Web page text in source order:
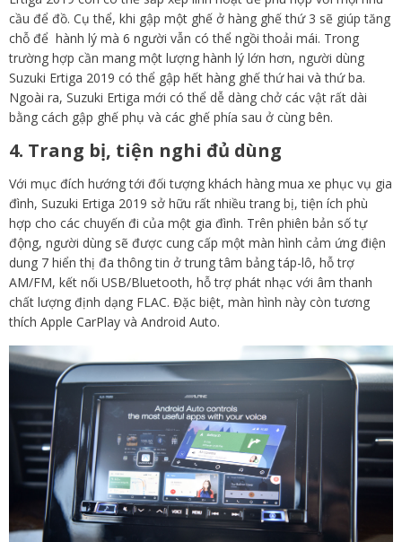
cầu để đồ. Cụ thể, khi gập một ghế ở hàng ghế thứ 3 sẽ giúp tăng
chỗ để hành lý mà 6 người vẫn có thể ngồi thoải mái. Trong
trường hợp cần mang một lượng hành lý lớn hơn, người dùng
Suzuki Ertiga 2019 có thể gập hết hàng ghế thứ hai và thứ ba.
Ngoài ra, Suzuki Ertiga mới có thể dễ dàng chở các vật rất dài
bằng cách gập ghế phụ và các ghế phía sau ở cùng bên.
4. Trang bị, tiện nghi đủ dùng
Với mục đích hướng tới đối tượng khách hàng mua xe phục vụ gia
đình, Suzuki Ertiga 2019 sở hữu rất nhiều trang bị, tiện ích phù
hợp cho các chuyến đi của một gia đình. Trên phiên bản số tự
động, người dùng sẽ được cung cấp một màn hình cảm ứng điện
dung 7 hiển thị đa thông tin ở trung tâm bảng táp-lô, hỗ trợ
AM/FM, kết nối USB/Bluetooth, hỗ trợ phát nhạc với âm thanh
chất lượng định dạng FLAC. Đặc biệt, màn hình này còn tương
thích Apple CarPlay và Android Auto.